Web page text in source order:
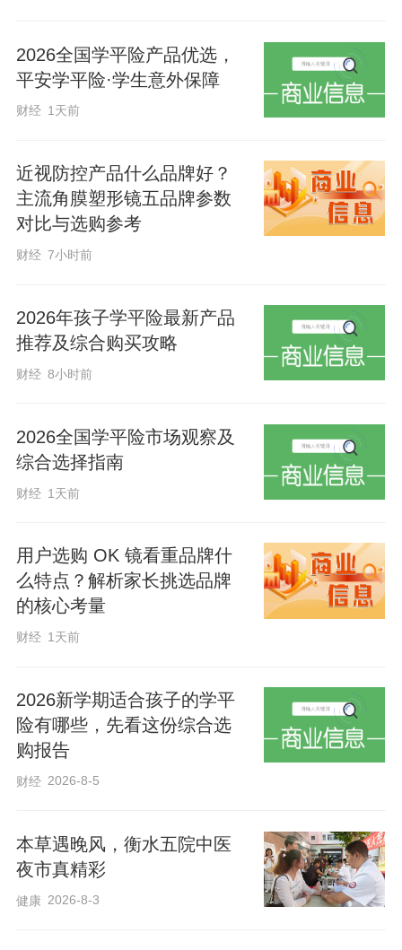
2026全国学平险产品优选，
平安学平险·学生意外保障
财经 1天前
近视防控产品什么品牌好？
主流角膜塑形镜五品牌参数
对比与选购参考
财经 7小时前
2026年孩子学平险最新产品
推荐及综合购买攻略
财经 8小时前
2026全国学平险市场观察及
综合选择指南
财经 1天前
用户选购 OK 镜看重品牌什
么特点？解析家长挑选品牌
的核心考量
财经 1天前
2026新学期适合孩子的学平
险有哪些，先看这份综合选
购报告
财经 2026-8-5
本草遇晚风，衡水五院中医
夜市真精彩
健康 2026-8-3